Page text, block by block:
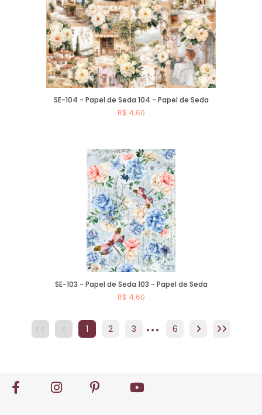
SE-104 - Papel de Seda 104 - Papel de Seda
R$ 4,60
SE-103 - Papel de Seda 103 - Papel de Seda
R$ 4,60
Comprar
1 2 3 4
... 6